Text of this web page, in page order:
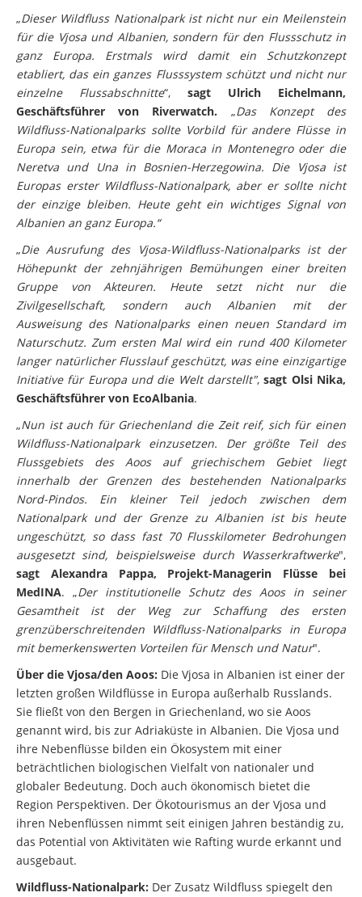
„Dieser Wildfluss Nationalpark ist nicht nur ein Meilenstein
für die Vjosa und Albanien, sondern für den Flussschutz in
ganz Europa. Erstmals wird damit ein Schutzkonzept
etabliert, das ein ganzes Flusssystem schützt und nicht nur
einzelne Flussabschnitte“, sagt Ulrich Eichelmann,
Geschäftsführer von Riverwatch. „Das Konzept des
Wildfluss-Nationalparks sollte Vorbild für andere Flüsse in
Europa sein, etwa für die Moraca in Montenegro oder die
Neretva und Una in Bosnien-Herzegowina. Die Vjosa ist
Europas erster Wildfluss-Nationalpark, aber er sollte nicht
der einzige bleiben. Heute geht ein wichtiges Signal von
Albanien an ganz Europa.“
„Die Ausrufung des Vjosa-Wildfluss-Nationalparks ist der
Höhepunkt der zehnjährigen Bemühungen einer breiten
Gruppe von Akteuren. Heute setzt nicht nur die
Zivilgesellschaft, sondern auch Albanien mit der
Ausweisung des Nationalparks einen neuen Standard im
Naturschutz. Zum ersten Mal wird ein rund 400 Kilometer
langer natürlicher Flusslauf geschützt, was eine einzigartige
Initiative für Europa und die Welt darstellt",sagt Olsi Nika,
Geschäftsführer von EcoAlbania.
„Nun ist auch für Griechenland die Zeit reif, sich für einen
Wildfluss-Nationalpark einzusetzen. Der größte Teil des
Flussgebiets des Aoos auf griechischem Gebiet liegt
innerhalb der Grenzen des bestehenden Nationalparks
Nord-Pindos. Ein kleiner Teil jedoch zwischen dem
Nationalpark und der Grenze zu Albanien ist bis heute
ungeschützt, so dass fast 70 Flusskilometer Bedrohungen
ausgesetzt sind, beispielsweise durch Wasserkraftwerke",
sagt Alexandra Pappa, Projekt-Managerin Flüsse bei
MedINA. „Der institutionelle Schutz des Aoos in seiner
Gesamtheit ist der Weg zur Schaffung des ersten
grenzüberschreitenden Wildfluss-Nationalparks in Europa
mit bemerkenswerten Vorteilen für Mensch und Natur".
Über die Vjosa/den Aoos: Die Vjosa in Albanien ist einer der
letzten großen Wildflüsse in Europa außerhalb Russlands.
Sie fließt von den Bergen in Griechenland, wo sie Aoos
genannt wird, bis zur Adriaküste in Albanien. Die Vjosa und
ihre Nebenflüsse bilden ein Ökosystem mit einer
beträchtlichen biologischen Vielfalt von nationaler und
globaler Bedeutung. Doch auch ökonomisch bietet die
Region Perspektiven. Der Ökotourismus an der Vjosa und
ihren Nebenflüssen nimmt seit einigen Jahren beständig zu,
das Potential von Aktivitäten wie Rafting wurde erkannt und
ausgebaut.
Wildfluss-Nationalpark: Der Zusatz Wildfluss spiegelt den